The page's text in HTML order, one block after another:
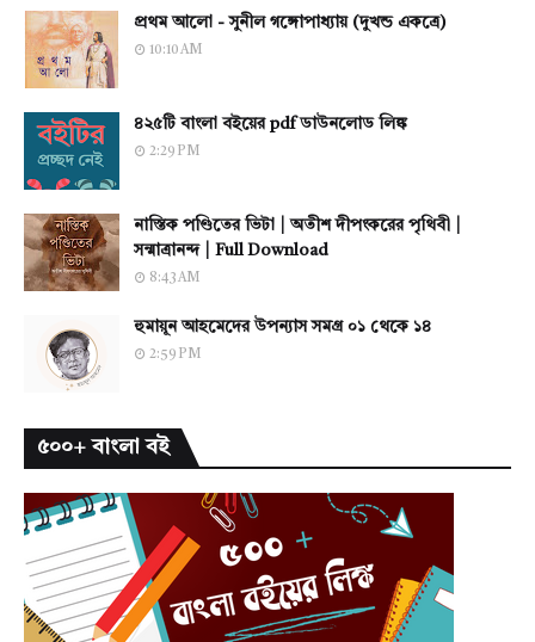
প্রথম আলো - সুনীল গঙ্গোপাধ্যায় (দুখন্ড একত্রে)
10:10 AM
৪২৫টি বাংলা বইয়ের pdf ডাউনলোড লিঙ্ক
2:29 PM
নাস্তিক পণ্ডিতের ভিটা | অতীশ দীপংকরের পৃথিবী |
সন্মাত্রানন্দ | Full Download
8:43 AM
হুমায়ূন আহমেদের উপন্যাস সমগ্র ০১ থেকে ১৪
2:59 PM
৫০০+ বাংলা বই